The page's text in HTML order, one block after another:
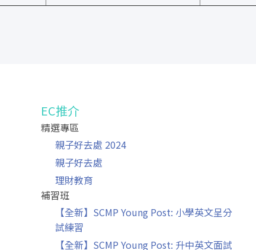
EC推介
精選專區
親子好去處 2024
親子好去處
理財教育
補習班
【全新】SCMP Young Post: 小學英文呈分
試練習
【全新】SCMP Young Post: 升中英文面試